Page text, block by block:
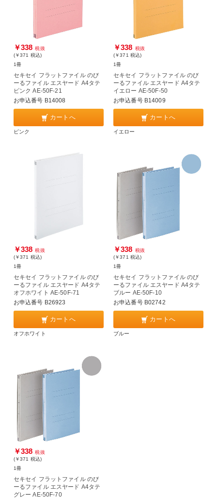
￥338 税抜
(￥371 税込)
1冊
セキセイ フラットファイル のび
ーるファイル エスヤード A4タテ
ピンク AE-50F-21
お申込番号 B14008
カートへ
ピンク
￥338 税抜
(￥371 税込)
1冊
セキセイ フラットファイル のび
ーるファイル エスヤード A4タテ
イエロー AE-50F-50
お申込番号 B14009
カートへ
イエロー
￥338 税抜
(￥371 税込)
1冊
セキセイ フラットファイル のび
ーるファイル エスヤード A4タテ
オフホワイト AE-50F-71
お申込番号 B26923
カートへ
オフホワイト
￥338 税抜
(￥371 税込)
1冊
セキセイ フラットファイル のび
ーるファイル エスヤード A4タテ
ブルー AE-50F-10
お申込番号 B02742
カートへ
ブルー
￥338 税抜
(￥371 税込)
1冊
セキセイ フラットファイル のび
ーるファイル エスヤード A4タテ
グレー AE-50F-70